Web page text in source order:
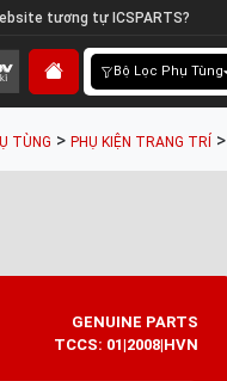
tương tự ICSPARTS?
Bộ Lọc Phụ Tùng
TÙNG > PHỤ KIỆN TRANG TRÍ >
GENUINE PARTS
TCCS: 01|2008|HVN